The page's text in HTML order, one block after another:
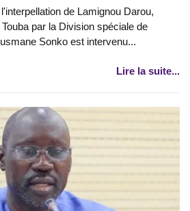
de Lamignou Darou,
par la Division spéciale de
Sonko est intervenu...
Lire la suite...